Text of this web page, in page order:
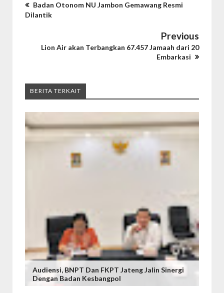
Badan Otonom NU Jambon Gemawang Resmi
Dilantik
Previous
Lion Air akan Terbangkan 67.457 Jamaah dari 20
Embarkasi
BERITA TERKAIT
Audiensi, BNPT Dan FKPT Jateng Jalin Sinergi
Dengan Badan Kesbangpol